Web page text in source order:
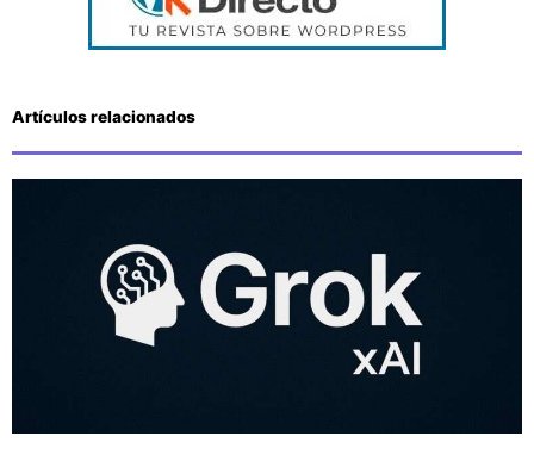
Artículos relacionados